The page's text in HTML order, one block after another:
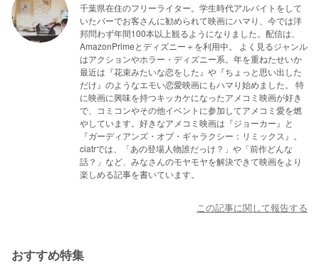
千葉県在住のフリーライター。学生時代アルバイトをして
いたバーでお客さんに勧められて映画にハマり、今では洋
邦問わず年間100本以上観るようになりました。配信は、
AmazonPrimeとディズニー＋を利用中。 よく見るジャンル
はアクションやホラー・ディズニー系。年を重ねたせいか
最近は『花束みたいな恋をした』や『ちょっと思い出した
だけ』のようなエモい恋愛映画にもハマり始めました。 特
に映画に興味を持つキッカケになったアメコミ映画が好き
で、コミコンやその他イベントに参加してアメコミ愛を燃
やしています。好きなアメコミ映画は『ジョーカー』と
『ガーディアンズ・オブ・ギャラクシー：リミックス』。
ciatrでは、「あの登場人物誰だっけ？」や「前作どんな
話？」など、みなさんのモヤモヤを解決できて映画をより
楽しめる記事を書いています。
この記事に関して報告する
おすすめ特集